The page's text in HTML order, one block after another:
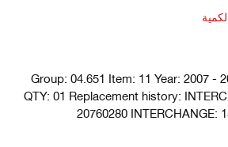
Group: 04.651 Item: 11 Year: 2007 -
QTY: 01 Replacement history:
20760280 INTERCHANGE: